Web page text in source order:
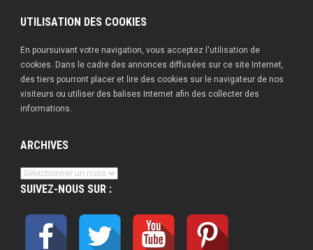
UTILISATION DES COOKIES
En poursuivant votre navigation, vous acceptez l'utilisation de
cookies. Dans le cadre des annonces diffusées sur ce site Internet,
des tiers pourront placer et lire des cookies sur le navigateur de nos
visiteurs ou utiliser des balises Internet afin des collecter des
informations.
ARCHIVES
Archives
SUIVEZ-NOUS SUR :